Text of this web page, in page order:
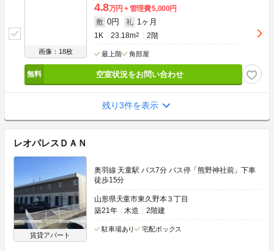
画像：18枚
4.8万円 管理費5,000円
敷 0円 礼 1ヶ月
1K 23.18m2 2階
最上階 角部屋
空室状況をお問い合わせ
残り3件を表示
レオパレスＤＡＮ
賃貸アパート
奥羽線 天童駅 バス7分 バス停「熊野神社前」下車
徒歩15分
山形県天童市東久野本３丁目
築21年
木造 2階建
駐車場あり 宅配ボックス